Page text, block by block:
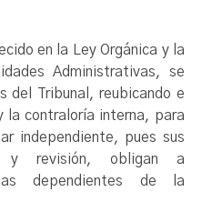
en la Ley Orgánica y la
Administrativas, se
del Tribunal, reubicando e
la contraloría interna, para
independiente, pues sus
y revisión, obligan a
dependientes de la